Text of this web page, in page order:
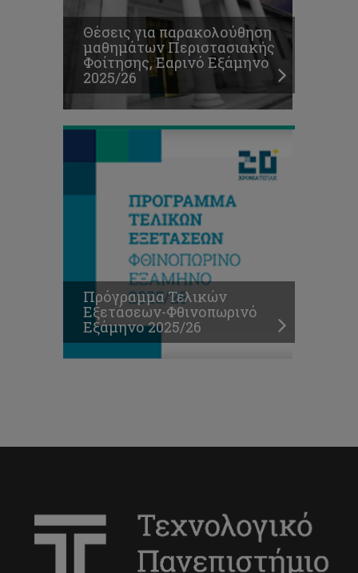
Θέσεις για παρακολούθηση
μαθημάτων Περιστασιακής
Φοίτησης, Εαρινό Εξάμηνο
2025/26
Πρόγραμμα
Τελικών
Εξετάσεων-
Φθινοπωρινό
Εξάμηνο
2025/26
Πρόγραμμα Τελικών
Εξετάσεων-Φθινοπωρινό
Εξάμηνο 2025/26